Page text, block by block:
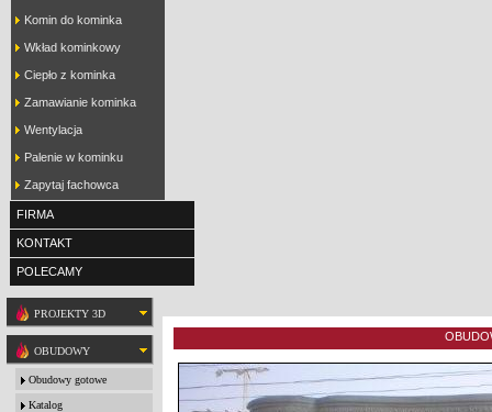
Komin do kominka
Wkład kominkowy
Ciepło z kominka
Zamawianie kominka
Wentylacja
Palenie w kominku
Zapytaj fachowca
FIRMA
KONTAKT
POLECAMY
PROJEKTY 3D
OBUDOWY
Obudowy gotowe
Katalog